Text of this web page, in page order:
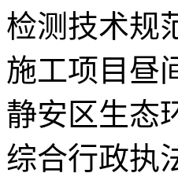
检测技术规
施工项目昼
静安区生态
综合行政执